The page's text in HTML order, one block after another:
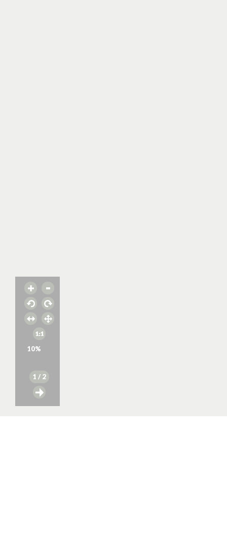
10%
1 / 2